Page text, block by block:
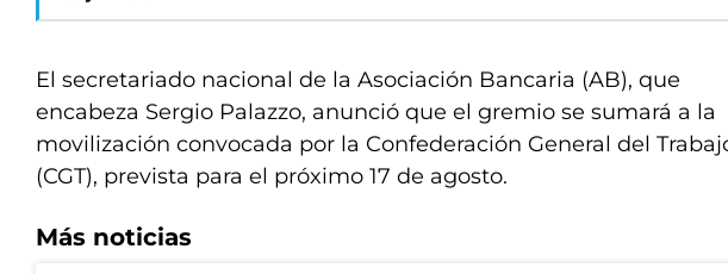
El secretariado nacional de la Asociación Bancaria (AB), que
encabeza Sergio Palazzo, anunció que el gremio se sumará a la
movilización convocada por la Confederación General del
(CGT), prevista para el próximo 17 de agosto.
Más noticias